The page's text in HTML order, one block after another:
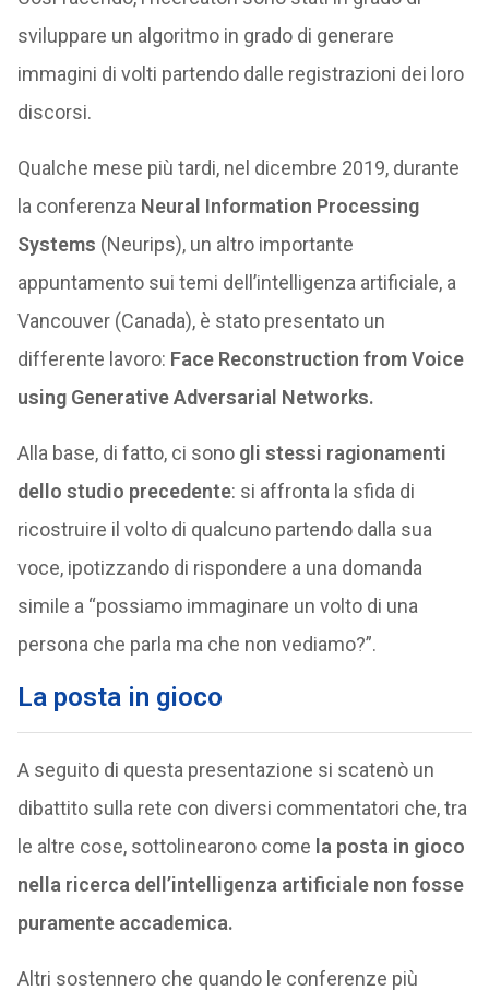
sviluppare un algoritmo in grado di generare
immagini di volti partendo dalle registrazioni dei loro
discorsi.
Qualche mese più tardi, nel dicembre 2019, durante
la conferenza Neural Information Processing
Systems (Neurips), un altro importante
appuntamento sui temi dell’intelligenza artificiale, a
Vancouver (Canada), è stato presentato un
differente lavoro: Face Reconstruction from Voice
using Generative Adversarial Networks.
Alla base, di fatto, ci sono gli stessi ragionamenti
dello studio precedente: si affronta la sfida di
ricostruire il volto di qualcuno partendo dalla sua
voce, ipotizzando di rispondere a una domanda
simile a “possiamo immaginare un volto di una
persona che parla ma che non vediamo?”.
La posta in gioco
A seguito di questa presentazione si scatenò un
dibattito sulla rete con diversi commentatori che, tra
le altre cose, sottolinearono come la posta in gioco
nella ricerca dell’intelligenza artificiale non fosse
puramente accademica.
Altri sostennero che quando le conferenze più